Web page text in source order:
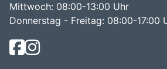
Mittwoch: 08:00-13:00 Uhr
Donnerstag - Freitag: 08:00-17:00